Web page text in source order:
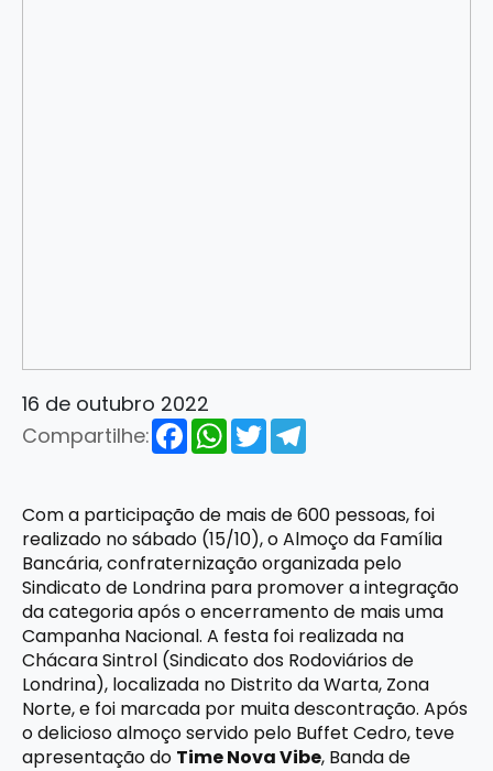
16 de outubro 2022
Compartilhe:
FacebookWhatsApp
Twitter
Com a participação de mais de 600 pessoas, foi
realizado no sábado (15/10), o Almoço da Família
Bancária, confraternização organizada pelo
Sindicato de Londrina para promover a integração
da categoria após o encerramento de mais uma
Campanha Nacional. A festa foi realizada na
Chácara Sintrol (Sindicato dos Rodoviários de
Londrina), localizada no Distrito da Warta, Zona
Norte, e foi marcada por muita descontração. Após
o delicioso almoço servido pelo Buffet Cedro, teve
apresentação do Time Nova Vibe, Banda de